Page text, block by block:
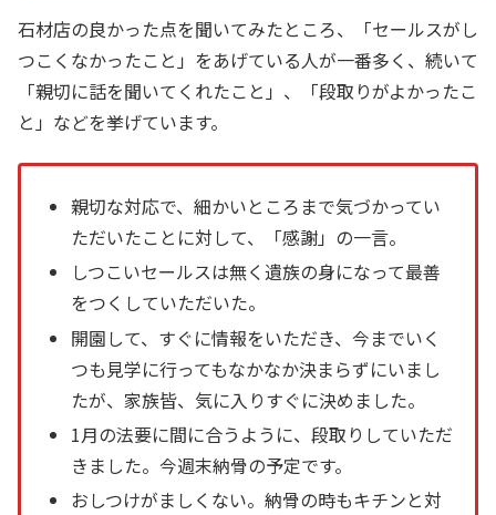
石材店の良かった点を聞いてみたところ、「セールスがし
つこくなかったこと」をあげている人が一番多く、続いて
「親切に話を聞いてくれたこと」、「段取りがよかったこ
と」などを挙げています。
親切な対応で、細かいところまで気づかってい
ただいたことに対して、「感謝」の一言。
しつこいセールスは無く遺族の身になって最善
をつくしていただいた。
開園して、すぐに情報をいただき、今までいく
つも見学に行ってもなかなか決まらずにいまし
たが、家族皆、気に入りすぐに決めました。
1月の法要に間に合うように、段取りしていただ
きました。今週末納骨の予定です。
おしつけがましくない。納骨の時もキチンと対